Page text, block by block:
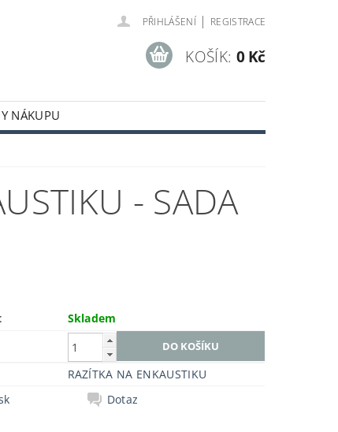
PŘIHLÁŠENÍ | REGISTRACE
KOŠÍK: 0 Kč
NÁKUPU
- SADA
Skladem
RAZÍTKA NA ENKAUSTIKU
Dotaz